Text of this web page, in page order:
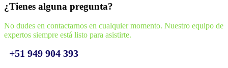
¿Tienes alguna pregunta?
No dudes en contactarnos en cualquier momento. Nuestro equipo de
expertos siempre está listo para asistirte.
+51 949 904 393